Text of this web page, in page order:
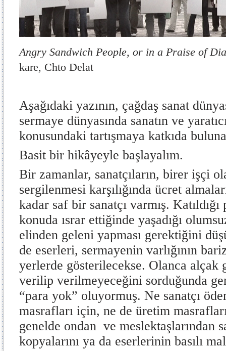
Angry Sandwich People, or in a Praise of
kare, Chto Delat
Aşağıdaki yazının, çağdaş sanat
sermaye dünyasında sanatın ve
konusundaki tartışmaya katkıda
Basit bir hikâyeyle başlayalım.
Bir zamanlar, sanatçıların, birer işçi
sergilenmesi karşılığında ücret
kadar saf bir sanatçı varmış.
konuda ısrar ettiğinde yaşadığı
elinden geleni yapması gerektiğini
de eserleri, sermayenin varlığının
yerlerde gösterilecekse. Olanca alçak
verilip verilmeyeceğini sorduğunda
“para yok” oluyormuş. Ne sanatçı
masrafları için, ne de üretim
genelde ondan ve meslektaşlarından
kopyalarını ya da eserlerinin basılı